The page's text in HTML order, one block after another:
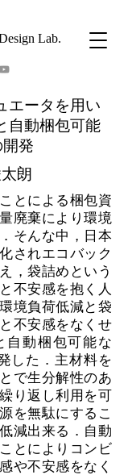
Lab.
エータを用い
自動梱包可能
発
朗
とによる梱包資
廃棄により環境
そんな中，日本
されエコバック
，袋詰めという
不安感を抱く人
境負荷低減と袋
不安感をなくせ
自動梱包可能な
した．主材料を
で生分解性のあ
り返し利用を可
を無駄にするこ
減出来る．自動
とによりコンビ
や不安感をなく